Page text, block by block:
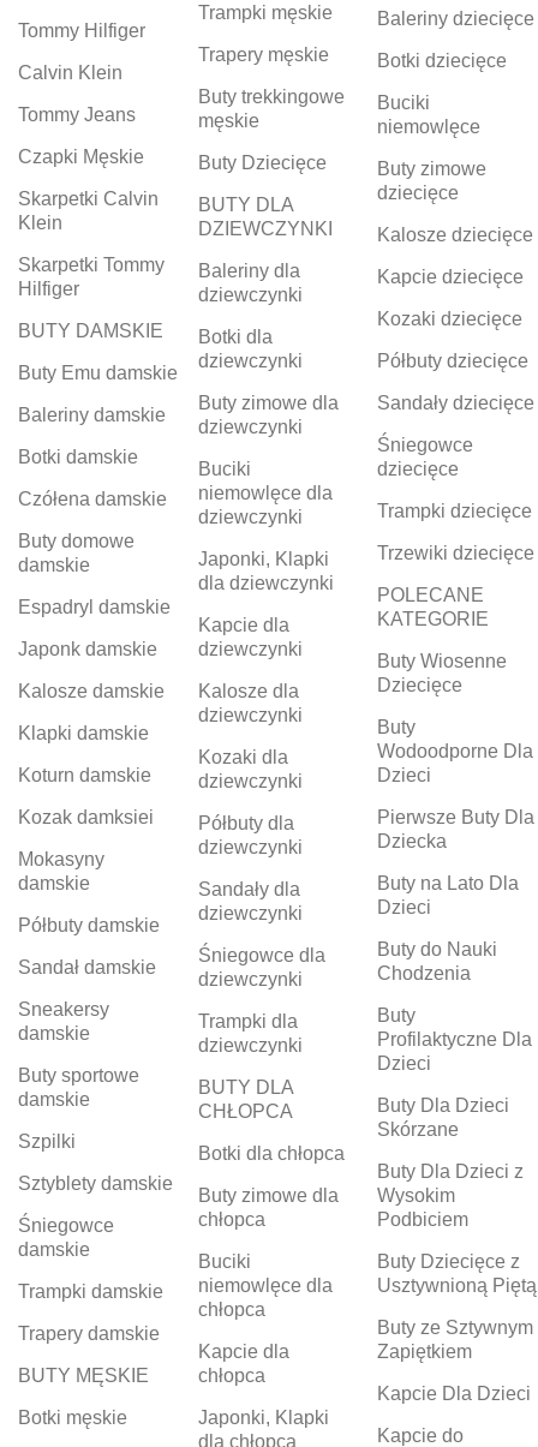
Tommy Hilfiger
Calvin Klein
Tommy Jeans
Czapki Męskie
Skarpetki Calvin
Klein
Skarpetki Tommy
Hilfiger
BUTY DAMSKIE
Buty Emu damskie
Baleriny damskie
Botki damskie
Czółena damskie
Buty domowe
damskie
Espadryl damskie
Japonk damskie
Kalosze damskie
Klapki damskie
Koturn damskie
Kozak damksiei
Mokasyny
damskie
Półbuty damskie
Sandał damskie
Sneakersy
damskie
Buty sportowe
damskie
Szpilki
Sztyblety damskie
Śniegowce
damskie
Trampki damskie
Trapery damskie
BUTY MĘSKIE
Botki męskie
Trampki męskie
Trapery męskie
Buty trekkingowe
męskie
Buty Dziecięce
BUTY DLA
DZIEWCZYNKI
Baleriny dla
dziewczynki
Botki dla
dziewczynki
Buty zimowe dla
dziewczynki
Buciki
niemowlęce dla
dziewczynki
Japonki, Klapki
dla dziewczynki
Kapcie dla
dziewczynki
Kalosze dla
dziewczynki
Kozaki dla
dziewczynki
Półbuty dla
dziewczynki
Sandały dla
dziewczynki
Śniegowce dla
dziewczynki
Trampki dla
dziewczynki
BUTY DLA
CHŁOPCA
Botki dla chłopca
Buty zimowe dla
chłopca
Buciki
niemowlęce dla
chłopca
Kapcie dla
chłopca
Japonki, Klapki
dla chłopca
Baleriny dziecięce
Botki dziecięce
Buciki
niemowlęce
Buty zimowe
dziecięce
Kalosze dziecięce
Kapcie dziecięce
Kozaki dziecięce
Półbuty dziecięce
Sandały dziecięce
Śniegowce
dziecięce
Trampki dziecięce
Trzewiki dziecięce
POLECANE
KATEGORIE
Buty Wiosenne
Dziecięce
Buty
Wodoodporne Dla
Dzieci
Pierwsze Buty Dla
Dziecka
Buty na Lato Dla
Dzieci
Buty do Nauki
Chodzenia
Buty
Profilaktyczne Dla
Dzieci
Buty Dla Dzieci
Skórzane
Buty Dla Dzieci z
Wysokim
Podbiciem
Buty Dziecięce z
Usztywnioną Piętą
Buty ze Sztywnym
Zapiętkiem
Kapcie Dla Dzieci
Kapcie do